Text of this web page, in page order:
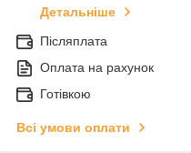
Детальніше
Післяплата
Оплата на рахунок
Готівкою
Всі умови оплати